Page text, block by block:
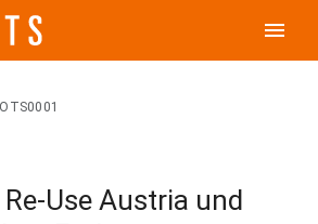
menu
OTS0001
Use Austria und